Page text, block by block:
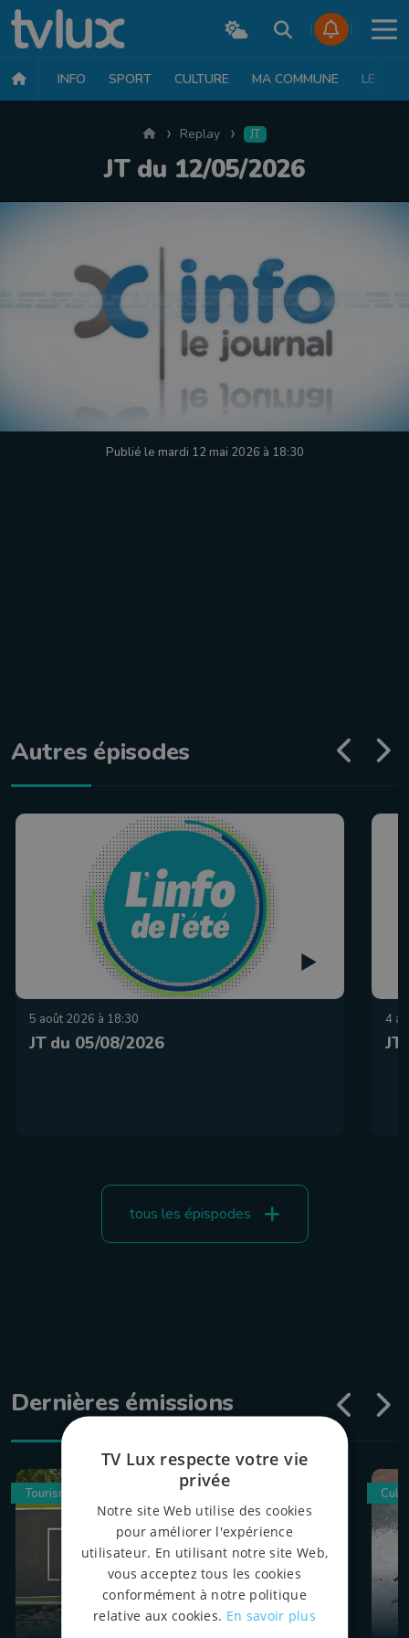
INFO SPORT CULTURE MA COMMUNE LE JT
AccueilReplay JT
JT du 12/05/2026
Publié le mardi 12 mai 2026 à 18:30
Autres épisodes
5 août 2026 à 18:30
JT du 05/08/2026
4
JT
tous les épispodes
Dernières émissions
Tourisme
TV Lux respecte votre vie
privée
Notre site Web utilise des cookies
pour améliorer l'expérience
utilisateur. En utilisant notre site Web,
vous acceptez tous les cookies
conformément à notre politique
relative aux cookies. En savoir plus